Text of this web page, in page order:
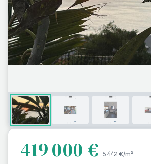
419 000 € 5 442 €/m²